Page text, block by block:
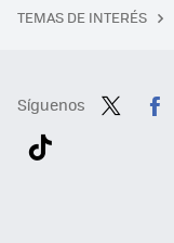
TEMAS DE INTERÉS
Síguenos